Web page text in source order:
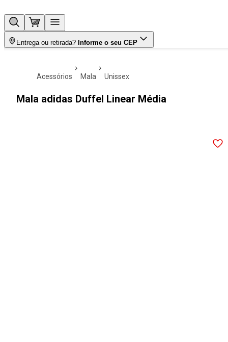
Entrega ou retirada? Informe o seu CEP
acessórios mala unissex
Mala adidas Duffel Linear Média